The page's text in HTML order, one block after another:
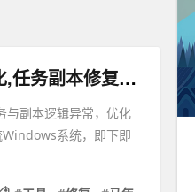
新版【剑侠情缘网络版Ⅱ马年修复版】完整汉化,任务副本修复+GM工具
与副本逻辑异常，优化
系统，即下即